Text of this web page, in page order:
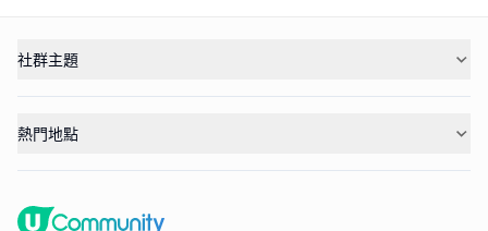
社群主題
熱門地點